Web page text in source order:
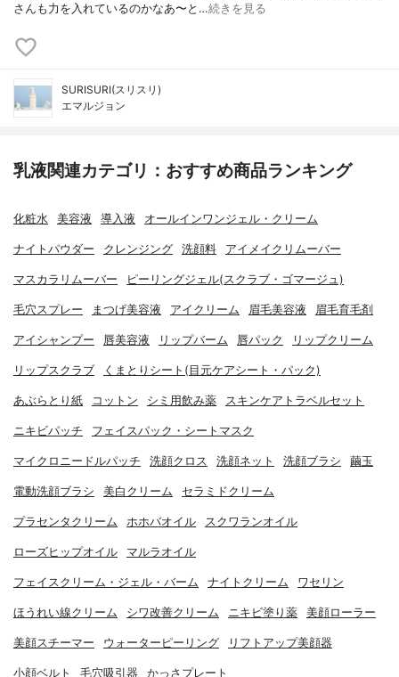
さんも力を入れているのかなあ〜と…続きを見る
SURISURI(スリスリ)
エマルジョン
乳液関連カテゴリ：おすすめ商品ランキング
化粧水 美容液 導入液 オールインワンジェル・クリーム
ナイトパウダー クレンジング 洗顔料 アイメイクリムーバー
マスカラリムーバー ピーリングジェル(スクラブ・ゴマージュ)
毛穴スプレー まつげ美容液 アイクリーム 眉毛美容液 眉毛育毛剤
アイシャンプー 唇美容液 リップバーム 唇パック リップクリーム
リップスクラブ くまとりシート(目元ケアシート・パック)
あぶらとり紙 コットン シミ用飲み薬 スキンケアトラベルセット
ニキビパッチ フェイスパック・シートマスク
マイクロニードルパッチ 洗顔クロス 洗顔ネット 洗顔ブラシ 繭玉
電動洗顔ブラシ 美白クリーム セラミドクリーム
プラセンタクリーム ホホバオイル スクワランオイル
ローズヒップオイル マルラオイル
フェイスクリーム・ジェル・バーム ナイトクリーム ワセリン
ほうれい線クリーム シワ改善クリーム ニキビ塗り薬 美顔ローラー
美顔スチーマー ウォーターピーリング リフトアップ美顔器
小顔ベルト 毛穴吸引器 かっさプレート